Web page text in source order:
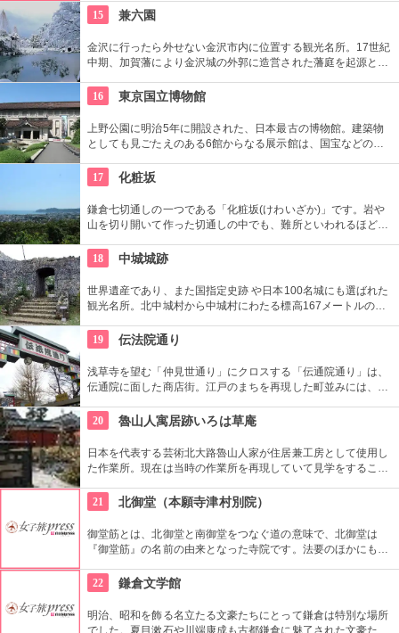
石川県ゆかりの文学者の資料を展示する「石川近代文学館」に
よって構成されている。
15 兼六園
金沢に行ったら外せない金沢市内に位置する観光名所。17世紀
中期、加賀藩により金沢城の外郭に造営された藩庭を起源とす
市の偕楽園と並んで、日本三名園の一つ。1922年に国の名勝、
1985年には国の特別名勝に指定。
16 東京国立博物館
上野公園に明治5年に開設された、日本最古の博物館。建築物
としても見ごたえのある6館からなる展示館は、国宝などの歴
す。オリジナルグッズを販売するミュージアムショップや食事
もできるカフェなども併設されています。
17 化粧坂
鎌倉七切通しの一つである「化粧坂(けわいざか)」です。岩や
山を切り開いて作った切通しの中でも、難所といわれるほど化
で、ヒールやブーツは厳禁です！頂上の源氏山公園にシートを
ひいてお弁当を食べるのもお勧めです。
18 中城城跡
世界遺産であり、また国指定史跡 や日本100名城にも選ばれた
観光名所。北中城村から中城村にわたる標高167メートルの高
縄本島を訪れた際、城壁、アーチの門の建築土木技術水準の高
さに驚嘆したとか。
19 伝法院通り
浅草寺を望む「仲見世通り」にクロスする「伝通院通り」は、
伝通院に面した商店街。江戸のまちを再現した町並みには、屋
あります。多彩なお店が並んでいて、買い物や食事も楽しめま
す。
20 魯山人寓居跡いろは草庵
日本を代表する芸術北大路魯山人家が住居兼工房として使用し
た作業所。現在は当時の作業所を再現していて見学をすること
ます。
21 北御堂（本願寺津村別院）
御堂筋とは、北御堂と南御堂をつなぐ道の意味で、北御堂は
『御堂筋』の名前の由来となった寺院です。法要のほかにもさ
が集まります。夏は盆踊りが開催され、御堂筋に音頭が響きま
す。
22 鎌倉文学館
明治、昭和を飾る名立たる文豪たちにとって鎌倉は特別な場所
でした。夏目漱石や川端康成も古都鎌倉に魅了された文豪たち